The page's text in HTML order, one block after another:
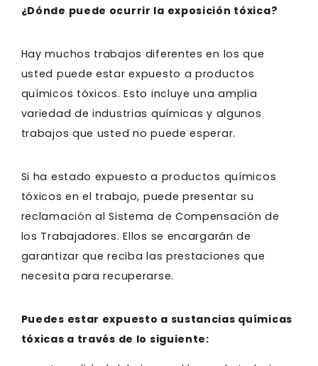
¿Dónde puede ocurrir la exposición tóxica?
Hay muchos trabajos diferentes en los que
usted puede estar expuesto a productos
químicos tóxicos. Esto incluye una amplia
variedad de industrias químicas y algunos
trabajos que usted no puede esperar.
Si ha estado expuesto a productos químicos
tóxicos en el trabajo, puede presentar su
reclamación al Sistema de Compensación de
los Trabajadores. Ellos se encargarán de
garantizar que reciba las prestaciones que
necesita para recuperarse.
Puedes estar expuesto a sustancias químicas
tóxicas a través de lo siguiente: